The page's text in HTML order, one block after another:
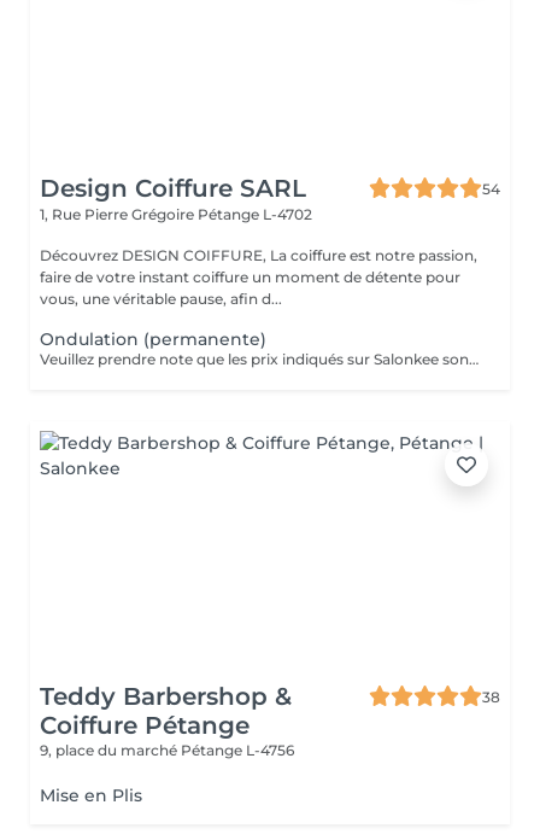
Design Coiffure SARL
54
1, Rue Pierre Grégoire Pétange L-4702
Découvrez DESIGN COIFFURE, La coiffure est notre passion,
faire de votre instant coiffure un moment de détente pour
vous, une véritable pause, afin d...
Ondulation (permanente)
Veuillez prendre note que les prix indiqués sur Salonkee sont communiqués à titre informatif et s'entendent de base. Ces derniers sont susceptibles de varier selon le diagnostic réalisé à votre arrivée au salon et l'expertise du professionnel à qui vous confiez votre beauté. Dans tous les cas, un devis précis vous sera proposé et toutes réalisations de prestations seront effectuées avec votre accord. Un grand merci d'avance pour votre compréhension. Au plaisir de vous recevoir très vite.
Teddy Barbershop &
Coiffure Pétange
38
9, place du marché Pétange L-4756
Mise en Plis